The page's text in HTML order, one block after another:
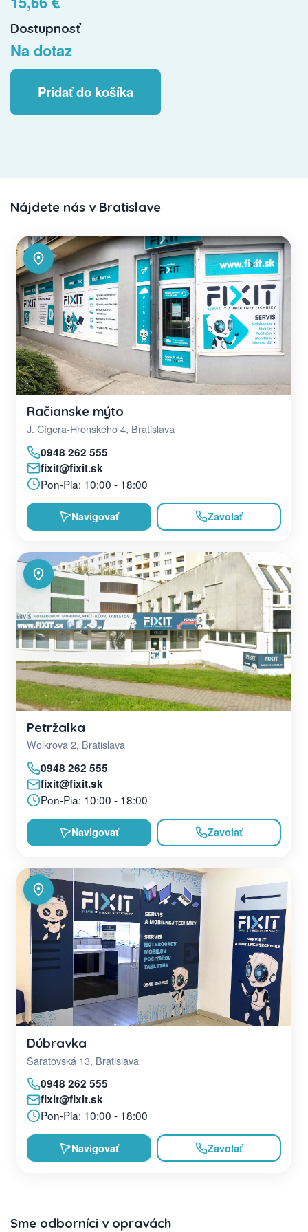
Dostupnosť
Na dotaz
Pridať do košíka
Nájdete nás v Bratislave
Račianske mýto
J. Cígera-Hronského 4, Bratislava
0948 262 555
fixit@fixit.sk
Pon-Pia: 10:00 - 18:00
Navigovať Zavolať
Petržalka
Wolkrova 2, Bratislava
0948 262 555
fixit@fixit.sk
Pon-Pia: 10:00 - 18:00
Navigovať Zavolať
Dúbravka
Saratovská 13, Bratislava
0948 262 555
fixit@fixit.sk
Pon-Pia: 10:00 - 18:00
Navigovať Zavolať
Sme odborníci v opravách